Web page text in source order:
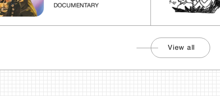
DOCUMENTARY
View all